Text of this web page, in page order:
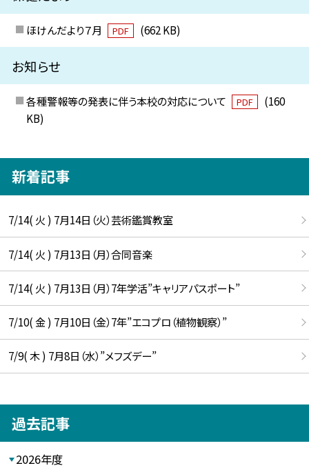
ほけんだより７月 PDF (662 KB)
お知らせ
各種警報等の発表に伴う本校の対応について PDF
(160
KB)
新着記事
7/14( 火 ) 7月14日（火）芸術鑑賞教室
7/14( 火 ) 7月13日（月）合同音楽
7/14( 火 ) 7月13日（月）7年学活”キャリアパスポート”
7/10( 金 ) 7月10日（金）7年”エコプロ（植物観察）”
7/9( 木 ) 7月8日（水）”メフズデー”
過去記事
2026年度